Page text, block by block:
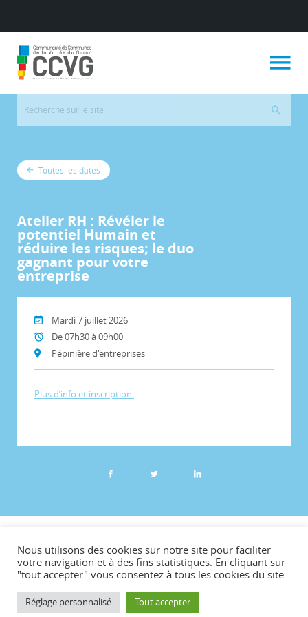
Toutes les dates
Atelier RH : Révéler le
potentiel Humain et
réduire les risques; le duo
gagnant pour votre
entreprise
Mardi 7 juillet 2026
De 07h30 à 09h00
Pépinière d'entreprises
Plus d’info et inscription
Plan du site
Mentions légales
Téléchargements
Contact
Nous utilisons des cookies sur notre site pour faciliter
votre navigation et à des fins statistiques. En cliquant sur
"tout accepter" vous consentez à tous les cookies du site.
Réglage personnalisé Tout accepter